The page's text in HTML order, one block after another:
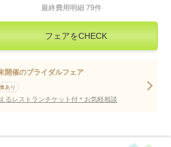
最終費用明細 79件
フェアをCHECK
開催のブライダルフェア
あり
るレストランチケット付＊お気軽相談